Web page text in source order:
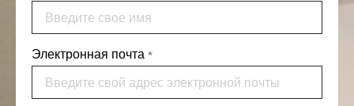
Электронная почта*